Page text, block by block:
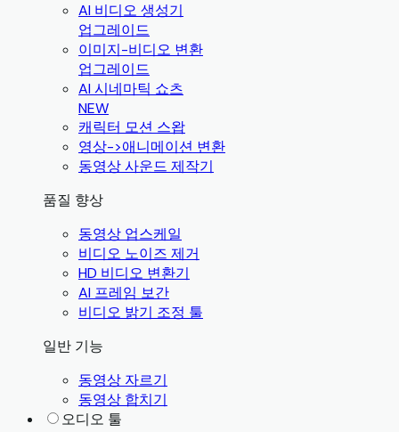
AI 비디오 생성기
업그레이드
이미지-비디오 변환
업그레이드
AI 시네마틱 쇼츠
NEW
캐릭터 모션 스왑
영상->애니메이션 변환
동영상 사운드 제작기
품질 향상
동영상 업스케일
비디오 노이즈 제거
HD 비디오 변환기
AI 프레임 보간
비디오 밝기 조정 툴
일반 기능
동영상 자르기
동영상 합치기
오디오 툴